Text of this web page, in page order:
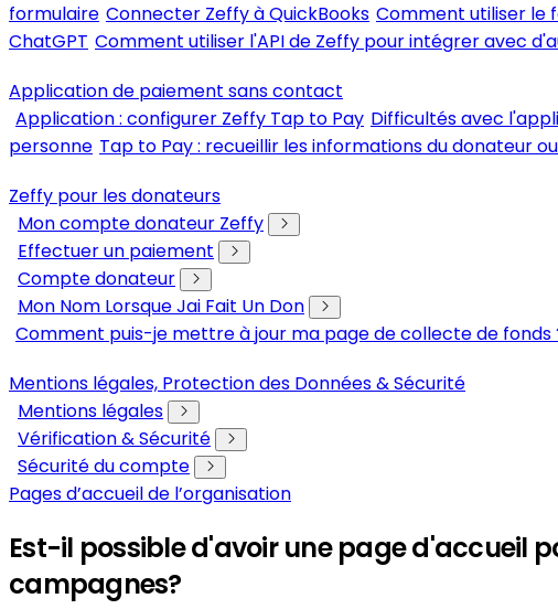
formulaire Connecter Zeffy à QuickBooks Comment utiliser le
ChatGPT Comment utiliser l'API de Zeffy pour intégrer avec
Application de paiement sans contact
Application : configurer Zeffy Tap to Pay Difficultés avec
personne Tap to Pay : recueillir les informations du donateur
Zeffy pour les donateurs
Mon compte donateur Zeffy
Effectuer un paiement
Compte donateur
Mon Nom Lorsque Jai Fait Un Don
Comment puis-je mettre à jour ma page de collecte de fonds
Mentions légales, Protection des Données & Sécurité
Mentions légales
Vérification & Sécurité
Sécurité du compte
Pages d’accueil de l’organisation
Est-il possible d'avoir une page d'accueil
campagnes?